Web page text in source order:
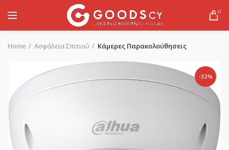
0
Home Ασφάλεια Σπιτιού Κάμερες Παρακολούθησεις
-32%